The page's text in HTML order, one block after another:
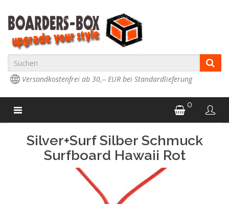
Versandkostenfrei ab 30,-- EUR bei Standardlieferung
0
Silver+Surf Silber Schmuck
Surfboard Hawaii Rot